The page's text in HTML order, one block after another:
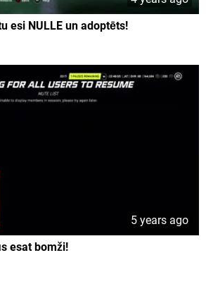
esi NULLE un adoptēts!
5 years ago
esat bomži!